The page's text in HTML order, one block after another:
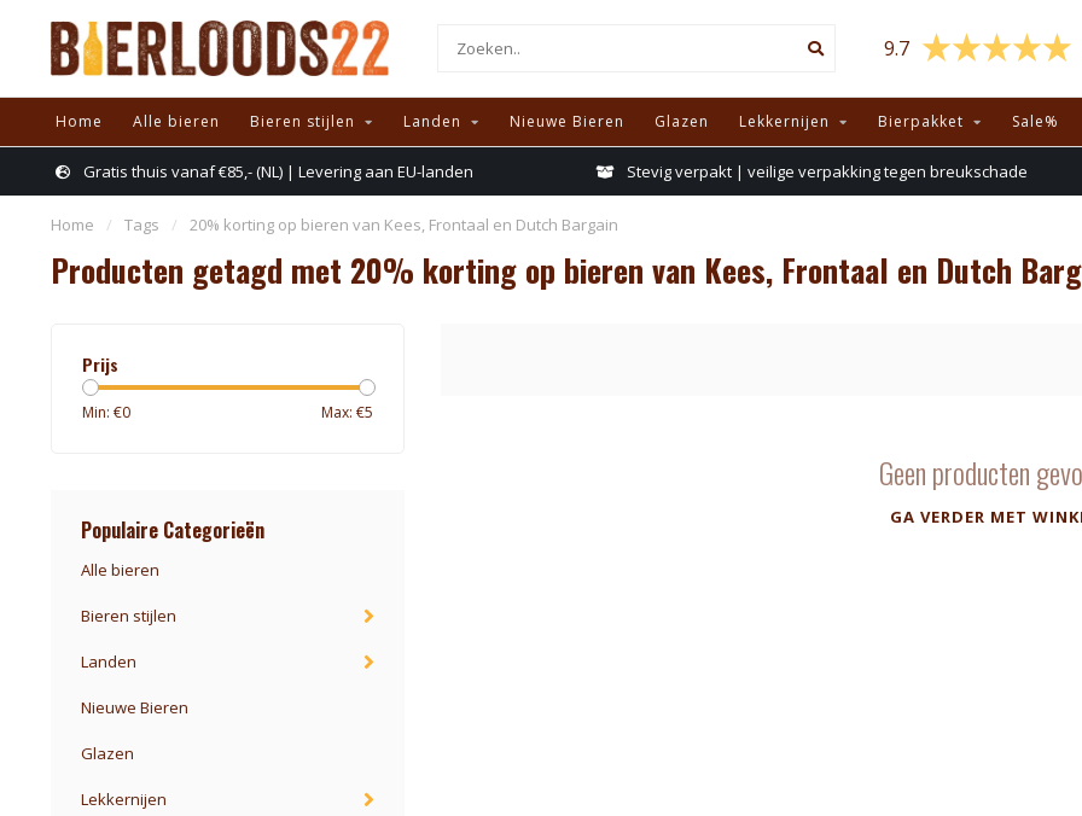
9.7
Home Alle bieren Bieren stijlen Landen Nieuwe Bieren Glazen Lekkernijen Bierpakket Sale%
Gratis thuis vanaf €85,- (NL) | Levering aan EU-landen Stevig verpakt | veilige verpakking tegen breukschade
Home / Tags / 20% korting op bieren van Kees, Frontaal en Dutch Bargain
Producten getagd met 20% korting op bieren van Kees, Frontaal en Dutch
Prijs
Min: €0 Max: €5
Populaire Categorieën
Alle bieren
Bieren stijlen
Landen
Nieuwe Bieren
Glazen
Lekkernijen
Geen producten
GA VERDER MET